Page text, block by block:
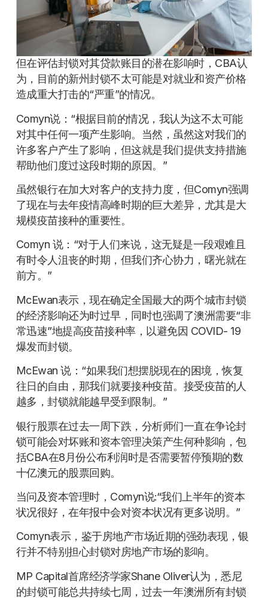
但在评估封锁对其贷款账目的潜在影响时，CBA认
为，目前的新州封锁不太可能是对就业和资产价格
造成重大打击的“严重”的情况。
Comyn说：“根据目前的情况，我认为这不太可能
对其中任何一项产生影响。当然，虽然这对我们的
许多客户产生了影响，但这就是我们提供支持措施
帮助他们度过这段时期的原因。”
虽然银行在加大对客户的支持力度，但Comyn强调
了现在与去年疫情高峰时期的巨大差异，尤其是大
规模疫苗接种的重要性。
Comyn 说：“对于人们来说，这无疑是一段艰难且
有时令人沮丧的时期，但我们齐心协力，曙光就在
前方。”
McEwan表示，现在确定全国最大的两个城市封锁
的经济影响还为时过早，同时也强调了澳洲需要“非
常迅速”地提高疫苗接种率，以避免因 COVID- 19
爆发而封锁。
McEwan 说：“如果我们想摆脱现在的困境，恢复
往日的自由，那我们就要接种疫苗。接受疫苗的人
越多，封锁就能越早受到限制。”
银行股票在过去一周下跌，分析师们一直在争论封
锁可能会对坏账和资本管理决策产生何种影响，包
括CBA在8月份公布利润时是否需要暂停预期的数
十亿澳元的股票回购。
当问及资本管理时，Comyn说:“我们上半年的资本
状况很好，在年报中会对资本状况有更多说明。”
Comyn表示，鉴于房地产市场近期的强劲表现，银
行并不特别担心封锁对房地产市场的影响。
MP Capital首席经济学家Shane Oliver认为，悉尼
的封锁可能总共持续七周，过去一年澳洲所有封锁